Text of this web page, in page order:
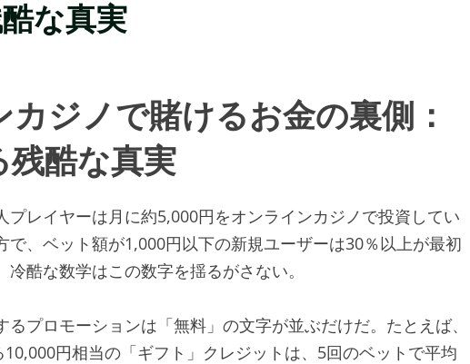
な真実
ジノで賭けるお金の裏側：
酷な真実
プレイヤーは月に約5,000円をオンラインカジノで投資してい
で、ベット額が1,000円以下の新規ユーザーは30％以上が最初
酷な数学はこの数字を揺るがさない。
るプロモーションは「無料」の文字が並ぶだけだ。たとえば、
円相当の「ギフト」クレジットは、5回のベットで平均